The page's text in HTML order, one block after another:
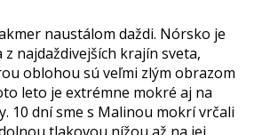
naustálom daždi. Nórsko je
z najdaždivejších krajín sveta,
oblohou sú veľmi zlým obrazom
leto je extrémne mokré aj na
10 dní sme s Malinou mokrí vrčali
tlakovou nížou až na jej